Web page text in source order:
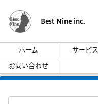
Best Nine inc.
ホーム サービス
お問い合わせ